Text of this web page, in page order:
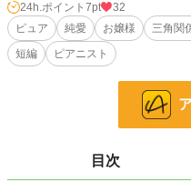
小説 37,170 位 / 228,613 件
恋愛 16,209 位 / 66,316 件
4,546
24h.ポイント 7pt
32
ピュア
純愛 お嬢様 三角関
短編
ピアニスト
目次